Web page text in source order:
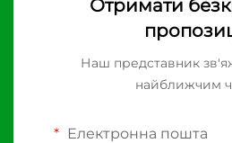
Отримати
Наш представник
найближчим
Електронна пошта